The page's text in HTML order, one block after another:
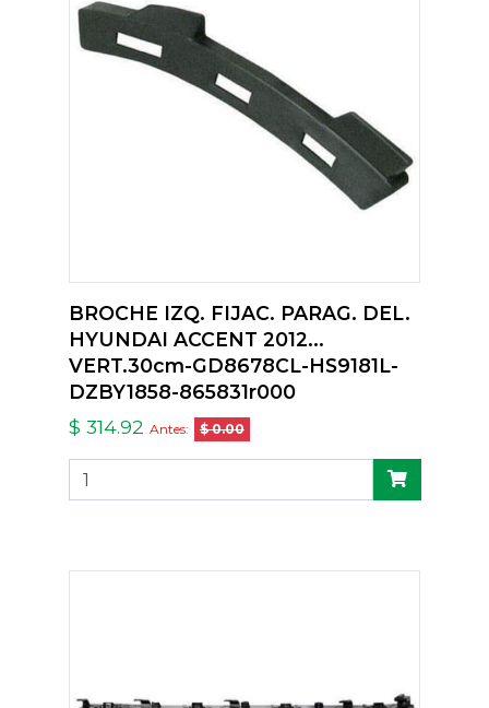
BROCHE IZQ. FIJAC. PARAG. DEL.
HYUNDAI ACCENT 2012...
VERT.30cm-GD8678CL-HS9181L-
DZBY1858-865831r000
$ 314.92 Antes: $ 0.00